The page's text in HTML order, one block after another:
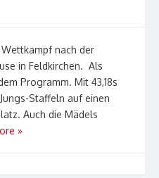
nach der
in Feldkirchen. Als
Programm. Mit 43,18s
Staffeln auf einen
Auch die Mädels
»